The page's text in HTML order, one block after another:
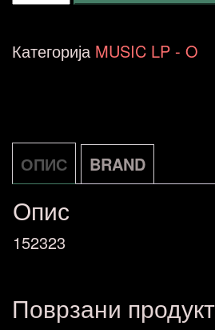
Braveheart
Категорија MUSIC LP - O
ОПИС BRAND
Опис
152323
Поврзани